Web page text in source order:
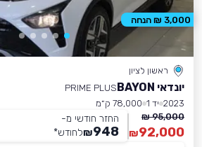
ראשון לציון
יונדאי BAYON
PRIME PLUS
2023 יד 1
78,000 ק״מ
95,000 ₪
92,000
₪
החזר חודשי מ-
948
₪לחודש*
3,000 ₪ הנחה